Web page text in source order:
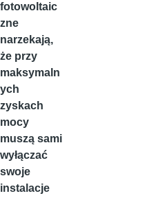
fotowoltaic
zne
narzekają,
że przy
maksymaln
ych
zyskach
mocy
muszą sami
wyłączać
swoje
instalacje